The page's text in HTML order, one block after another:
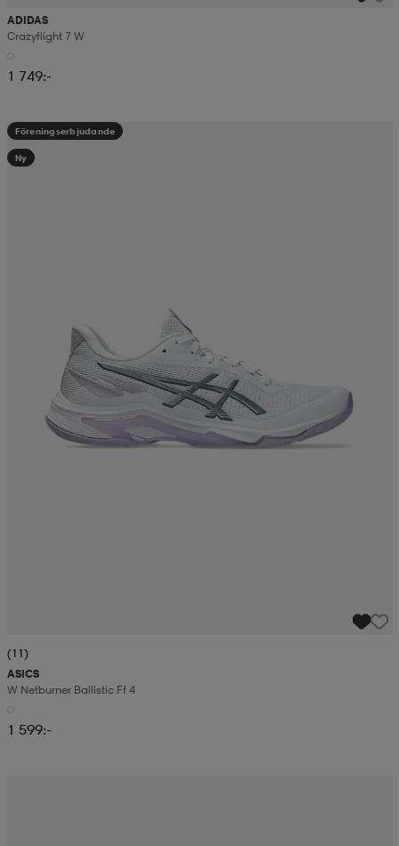
ADIDAS
Crazyflight 7 W
1 749:-
Föreningserbjudande
Ny
(11)
ASICS
W Netburner Ballistic Ff 4
1 599:-